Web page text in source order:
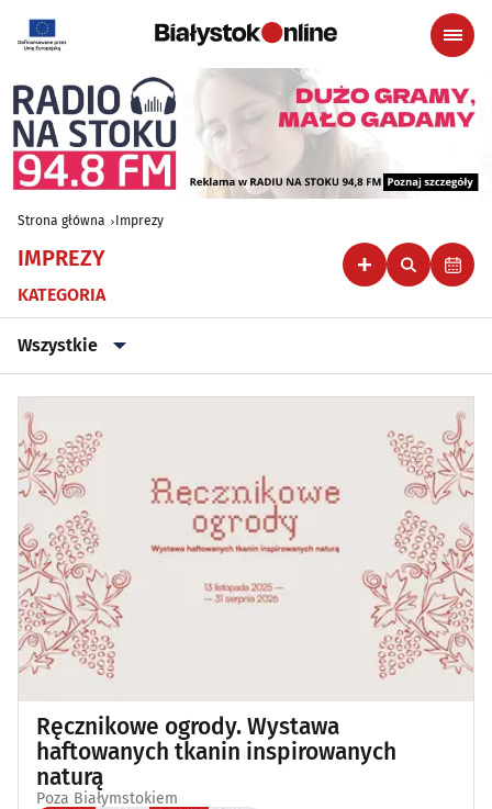
Strona główna Imprezy
IMPREZY
KATEGORIA
Wszystkie
Wszystkie
Klubowe, taneczne, granie do piwa
Koncerty(87)
Koncerty muzyki poważnej
Kino, teatr(111)
Wernisaże, wydarzenia artystyczne
Wystawy(24)
Wydarzenia sportowe i rekreacyjne
Ręcznikowe ogrody. Wystawa
haftowanych tkanin inspirowanych
naturą
Poza Białymstokiem